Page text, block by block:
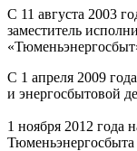
С 11 августа 2003
заместитель
С 1 апреля 2009
и энергосбытовой
1 ноября 2012 года